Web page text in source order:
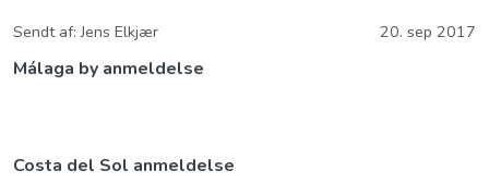
Sendt af:Jens Elkjær 20. sep 2017
Málaga by anmeldelse
Costa del Sol anmeldelse